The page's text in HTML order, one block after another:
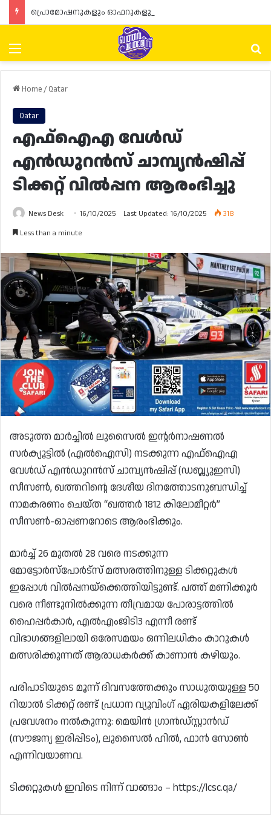
Menu
Home/ Qatar
Qatar
എഫ്‌ഐഎ വേൾഡ്
എൻഡുറൻസ് ചാമ്പ്യൻഷിപ്പ്
ടിക്കറ്റ് വിൽപ്പന ആരംഭിച്ചു
News Desk 16/10/2025 Last Updated: 16/10/2025
318
Less than a minute
അടുത്ത മാർച്ചിൽ ലുസൈൽ ഇന്റർനാഷണൽ
സർക്യൂട്ടിൽ (എൽഐസി) നടക്കുന്ന എഫ്‌ഐഎ
വേൾഡ് എൻഡുറൻസ് ചാമ്പ്യൻഷിപ്പ് (ഡബ്ല്യുഇസി)
സീസൺ, ഖത്തറിന്റെ ദേശീയ ദിനത്തോടനുബന്ധിച്ച്
നാമകരണം ചെയ്ത “ഖത്തർ 1812 കിലോമീറ്റർ”
സീസൺ-ഓപ്പണറോടെ ആരംഭിക്കും.
മാർച്ച് 26 മുതൽ 28 വരെ നടക്കുന്ന
മോട്ടോർസ്‌പോർട്‌സ് മത്സരത്തിനുള്ള ടിക്കറ്റുകൾ
ഇപ്പോൾ വിൽപ്പനയ്‌ക്കെത്തിയിട്ടുണ്ട്. പത്ത് മണിക്കൂർ
വരെ നീണ്ടുനിൽക്കുന്ന തീവ്രമായ പോരാട്ടത്തിൽ
ഹൈപ്പർകാർ, എൽഎംജിടി3 എന്നീ രണ്ട്
വിഭാഗങ്ങളിലായി ഒരേസമയം ഒന്നിലധികം കാറുകൾ
മത്സരിക്കുന്നത് ആരാധകർക്ക് കാണാൻ കഴിയും.
പരിപാടിയുടെ മൂന്ന് ദിവസത്തേക്കും സാധുതയുള്ള 50
റിയാൽ ടിക്കറ്റ് രണ്ട് പ്രധാന വ്യൂവിംഗ് ഏരിയകളിലേക്ക്
പ്രവേശനം നൽകുന്നു: മെയിൻ ഗ്രാൻഡ്സ്റ്റാൻഡ്
(സൗജന്യ ഇരിപ്പിടം), ലുസൈൽ ഹിൽ, ഫാൻ സോൺ
എന്നിവയാണവ.
ടിക്കറ്റുകൾ ഇവിടെ നിന്ന് വാങ്ങാം – https://lcsc.qa/